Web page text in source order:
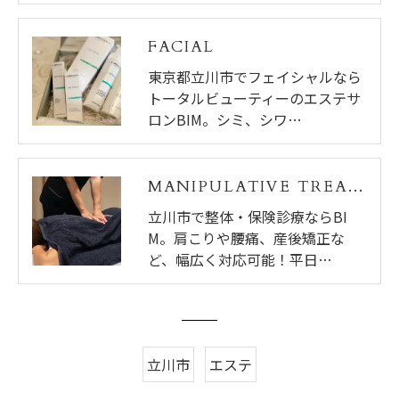
FACIAL
東京都立川市でフェイシャルなら
トータルビューティーのエステサ
ロンBIM。シミ、シワ…
MANIPULATIVE TREATMENT
立川市で整体・保険診療ならBI
M。肩こりや腰痛、産後矯正な
ど、幅広く対応可能！平日…
立川市 エステ